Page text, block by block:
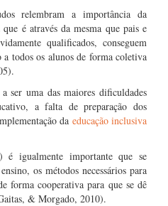
relembram a importância da
é através da mesma que pais e
qualificados, conseguem
a todos os alunos de forma coletiva
ser uma das maiores dificuldades
a falta de preparação dos
da educação inclusiva
é igualmente importante que se
os métodos necessários para
forma cooperativa para que se dê
& Morgado, 2010).